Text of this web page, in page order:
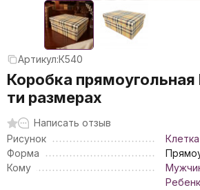
Артикул:К540
Коробка прямоугольная
ти размерах
Написать отзыв
Рисунок
Клетка
Форма
Кому